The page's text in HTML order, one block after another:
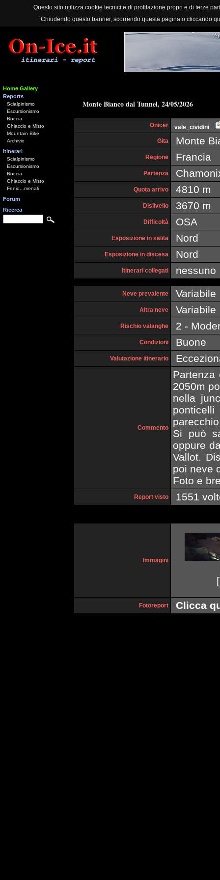
Questo sito utilizza cookie tecnici e di profilazione propri e di terze
Chiudendo questo banner, scorrendo questa pagina o cliccando
Home Gallery
Reports
Scialpinismo
Escursionismo
Roccia
Ghiaccio e Misto
Mountain Bike
Archivio
Itinerari
Scialpinismo
Escursionismo
Roccia
Ghiaccio e Misto
Fenio...menali
Forum
Ricerca
Monte Bianco dal Tunnel, 24/05/2026
Onicer
vale_cividini
Gita
Monte
Regione Francia
Partenza
Quota arrivo 4810 m
Dislivello 3670 m
Difficoltà OSA
Esposizione in salita Nord
Esposizione in discesa Nord
Itinerari collegati nessuno
Neve prevalente Variabile
Altra neve Variabile
Rischio valanghe 2 -
Condizioni Buone
Valutazione itinerario
Commento
2050m
nella
ponticelli
Si può
oppure
Vallot.
poi neve
Foto e
Report visto 1551
Immagini
[
Fotoreport Clicca